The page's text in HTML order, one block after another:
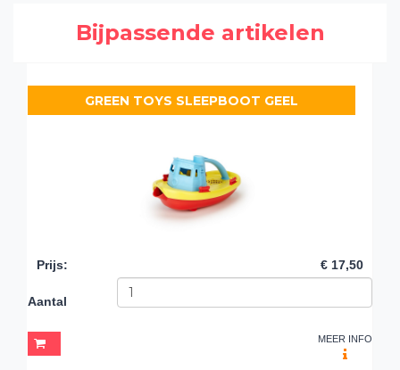
Bijpassende artikelen
GREEN TOYS SLEEPBOOT GEEL
Prijs: € 17,50
Aantal
MEER INFO